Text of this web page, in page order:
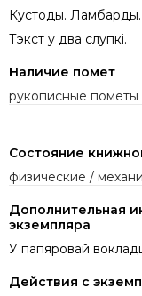
Кустоды. Ламбарды.
Тэкст у два слупкі.
Наличие помет
рукописные пометы
Состояние
физические /
Дополнительная
экземпляра
У папяровай
Действия с